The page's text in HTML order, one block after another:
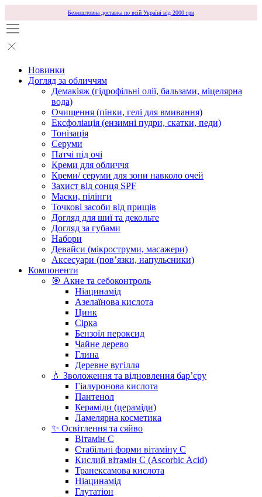
Безкоштовна доставка по всій Україні від 2000 грн
Новинки
Догляд за обличчям
Демакіяж (гідрофільні олії, бальзами, міцелярна
вода)
Очищення (пінки, гелі для вмивання)
Ексфоліація (ензимні пудри, скатки, педи)
Тонізація
Серуми
Патчі під очі
Креми для обличчя
Креми/ серуми для зони навколо очей
Захист від сонця SPF
Маски, пілінги
Точкові засоби від прищів
Догляд для шиї та декольте
Догляд за губами
Набори
Девайси (мікроструми, масажери)
Аксесуари (повʼязки, напульсники)
Компоненти
🎯 Акне та себоконтроль
Ніацинамід
Азелаїнова кислота
Цинк
Сірка
Бензоїл пероксид
Чайне дерево
Глина
Деревне вугілля
💧 Зволоження та відновлення бар’єру
Гіалуронова кислота
Пантенол
Кераміди (цераміди)
Ламелярна косметика
✨ Освітлення та сяйво
Вітамін С
Стабільні форми вітаміну С
Кислий вітамін С (Ascorbic Acid)
Транексамова кислота
Ніацинамід
Глутатіон